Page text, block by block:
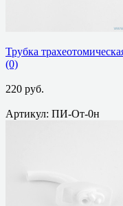
избранное сравнить
Трубка
(0)
220 руб.
Артикул: ПИ-От-0н